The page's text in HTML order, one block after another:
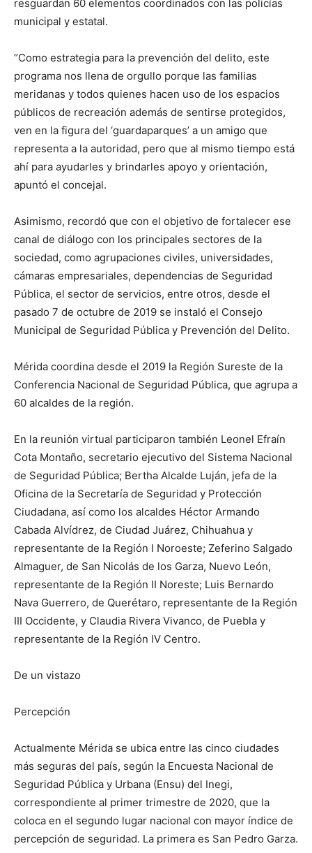
resguardan 60 elementos coordinados con las policías
municipal y estatal.
“Como estrategia para la prevención del delito, este
programa nos llena de orgullo porque las familias
meridanas y todos quienes hacen uso de los espacios
públicos de recreación además de sentirse protegidos,
ven en la figura del ‘guardaparques’ a un amigo que
representa a la autoridad, pero que al mismo tiempo está
ahí para ayudarles y brindarles apoyo y orientación,
apuntó el concejal.
Asimismo, recordó que con el objetivo de fortalecer ese
canal de diálogo con los principales sectores de la
sociedad, como agrupaciones civiles, universidades,
cámaras empresariales, dependencias de Seguridad
Pública, el sector de servicios, entre otros, desde el
pasado 7 de octubre de 2019 se instaló el Consejo
Municipal de Seguridad Pública y Prevención del Delito.
Mérida coordina desde el 2019 la Región Sureste de la
Conferencia Nacional de Seguridad Pública, que agrupa a
60 alcaldes de la región.
En la reunión virtual participaron también Leonel Efraín
Cota Montaño, secretario ejecutivo del Sistema Nacional
de Seguridad Pública; Bertha Alcalde Luján, jefa de la
Oficina de la Secretaría de Seguridad y Protección
Ciudadana, así como los alcaldes Héctor Armando
Cabada Alvídrez, de Ciudad Juárez, Chihuahua y
representante de la Región I Noroeste; Zeferino Salgado
Almaguer, de San Nicolás de los Garza, Nuevo León,
representante de la Región II Noreste; Luis Bernardo
Nava Guerrero, de Querétaro, representante de la Región
III Occidente, y Claudia Rivera Vivanco, de Puebla y
representante de la Región IV Centro.
De un vistazo
Percepción
Actualmente Mérida se ubica entre las cinco ciudades
más seguras del país, según la Encuesta Nacional de
Seguridad Pública y Urbana (Ensu) del Inegi,
correspondiente al primer trimestre de 2020, que la
coloca en el segundo lugar nacional con mayor índice de
percepción de seguridad. La primera es San Pedro Garza.